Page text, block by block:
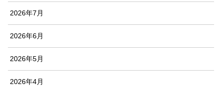
2026年7月
2026年6月
2026年5月
2026年4月